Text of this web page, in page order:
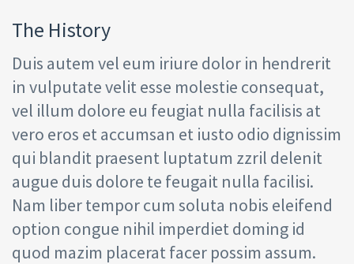
The History
Duis autem vel eum iriure dolor in hendrerit
in vulputate velit esse molestie consequat,
vel illum dolore eu feugiat nulla facilisis at
vero eros et accumsan et iusto odio dignissim
qui blandit praesent luptatum zzril delenit
augue duis dolore te feugait nulla facilisi.
Nam liber tempor cum soluta nobis eleifend
option congue nihil imperdiet doming id
quod mazim placerat facer possim assum.